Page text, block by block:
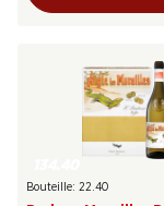
Bouteille: 22.40